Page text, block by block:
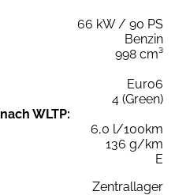
66 kW / 90 PS
Benzin
998 cm³
Euro6
4 (Green)
WLTP:
6,0 l/100km
136 g/km
E
Zentrallager